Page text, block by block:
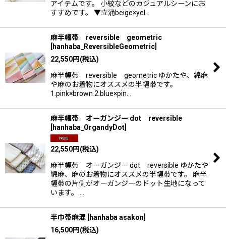
アイテムです。 小紋などのカジュアルシーンにお
すすめです。 ▼立涌beige×yel…
麻半幅帯 reversible geometric
hanhaba_ReversibleGeometric
22,550円(税込)
麻半幅帯 reversible geometric ゆかたや、綿麻
や麻のお着物にオススメの半幅帯です。
1.pink×brown 2.blue×pin…
麻半幅帯 オーガンジー dot reversible
hanhaba_OrgandyDot
22,550円(税込)
麻半幅帯 オーガンジー dot reversible ゆかたや
綿麻、麻のお着物にオススメの半幅帯です。 麻半
幅帯の片側がオーガンジーのドット生地になって
います。 …
半巾帯麻混 hanhaba asakon
16,500円(税込)